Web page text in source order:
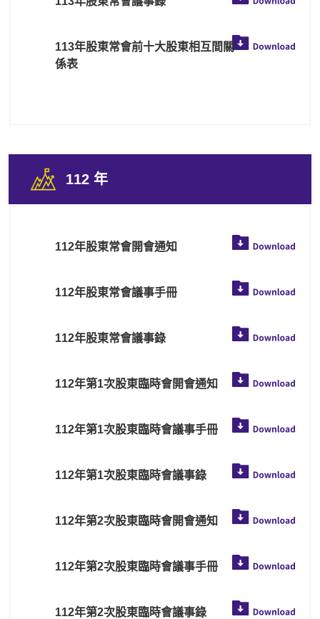
113年股東常會前十大股東相互間關
係表
112 年
112年股東常會開會通知
112年股東常會議事手冊
112年股東常會議事錄
112年第1次股東臨時會開會通知
112年第1次股東臨時會議事手冊
112年第1次股東臨時會議事錄
112年第2次股東臨時會開會通知
112年第2次股東臨時會議事手冊
112年第2次股東臨時會議事錄